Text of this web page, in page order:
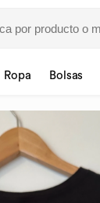
Ropa Bolsas